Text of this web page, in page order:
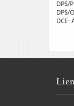
DPS/
DPS/